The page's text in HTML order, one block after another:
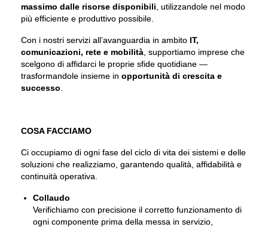
massimo dalle risorse disponibili , utilizzandole nel modo
più efficiente e produttivo possibile.
Con i nostri servizi all’avanguardia in ambito IT,
comunicazioni, rete e mobilità , supportiamo imprese che
scelgono di affidarci le proprie sfide quotidiane —
trasformandole insieme in opportunità di crescita e
successo
COSA FACCIAMO
Ci occupiamo di ogni fase del ciclo di vita dei sistemi e delle
soluzioni che realizziamo, garantendo qualità, affidabilità e
continuità operativa.
Collaudo
Verifichiamo con precisione il corretto funzionamento di
ogni componente prima della messa in servizio,